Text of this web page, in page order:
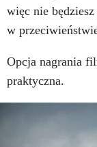
więc nie
w
Opcja nagrania
praktyczna.